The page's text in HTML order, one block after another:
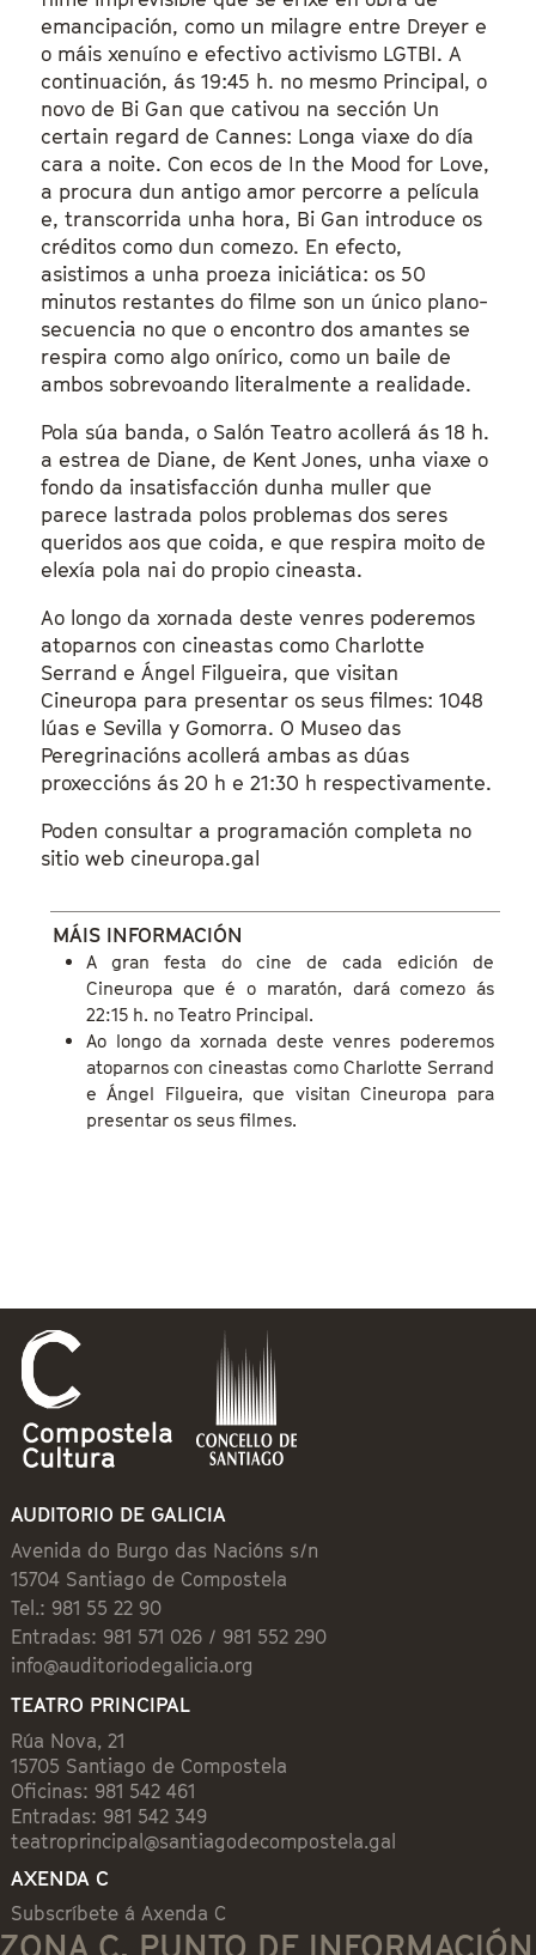
emancipación, como un milagre entre Dreyer e
o máis xenuíno e efectivo activismo LGTBI. A
continuación, ás 19:45 h. no mesmo Principal, o
novo de Bi Gan que cativou na sección Un
certain regard de Cannes: Longa viaxe do día
cara a noite. Con ecos de In the Mood for Love,
a procura dun antigo amor percorre a película
e, transcorrida unha hora, Bi Gan introduce os
créditos como dun comezo. En efecto,
asistimos a unha proeza iniciática: os 50
minutos restantes do filme son un único plano-
secuencia no que o encontro dos amantes se
respira como algo onírico, como un baile de
ambos sobrevoando literalmente a realidade.
Pola súa banda, o Salón Teatro acollerá ás 18 h.
a estrea de Diane, de Kent Jones, unha viaxe o
fondo da insatisfacción dunha muller que
parece lastrada polos problemas dos seres
queridos aos que coida, e que respira moito de
elexía pola nai do propio cineasta.
Ao longo da xornada deste venres poderemos
atoparnos con cineastas como Charlotte
Serrand e Ángel Filgueira, que visitan
Cineuropa para presentar os seus filmes: 1048
lúas e Sevilla y Gomorra. O Museo das
Peregrinacións acollerá ambas as dúas
proxeccións ás 20 h e 21:30 h respectivamente.
Poden consultar a programación completa no
sitio web cineuropa.gal
AGOCHAR
MÁIS INFORMACIÓN
A gran festa do cine de cada edición de
Cineuropa que é o maratón, dará comezo ás
22:15 h. no Teatro Principal.
Ao longo da xornada deste venres poderemos
atoparnos con cineastas como Charlotte Serrand
e Ángel Filgueira, que visitan Cineuropa para
presentar os seus filmes.
AUDITORIO DE GALICIA
Avenida do Burgo das Nacións s/n
15704 Santiago de Compostela
Tel.: 981 55 22 90
Entradas: 981 571 026 / 981 552 290
info@auditoriodegalicia.org
TEATRO PRINCIPAL
Rúa Nova, 21
15705 Santiago de Compostela
Oficinas: 981 542 461
Entradas: 981 542 349
teatroprincipal@santiagodecompostela.gal
AXENDA C
Subscríbete á Axenda C
ZONA C. PUNTO DE INFORMACIÓN